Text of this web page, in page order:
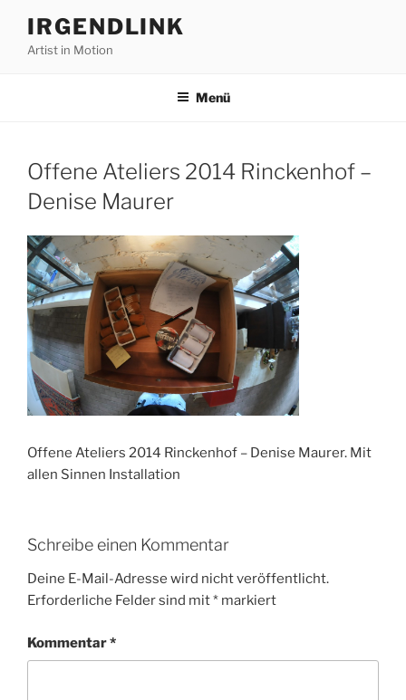
Inhalt
springen
IRGENDLINK
Artist in Motion
Menü
Offene Ateliers 2014 Rinckenhof –
Denise Maurer
Offene Ateliers 2014 Rinckenhof – Denise Maurer. Mit
allen Sinnen Installation
Schreibe einen Kommentar
Deine E-Mail-Adresse wird nicht veröffentlicht.
Erforderliche Felder sind mit* markiert
Kommentar*